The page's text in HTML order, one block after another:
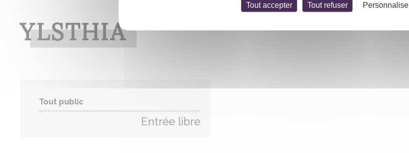
YLSTHIA
Tout public
Entrée libre
Tout accepter Tout refuser